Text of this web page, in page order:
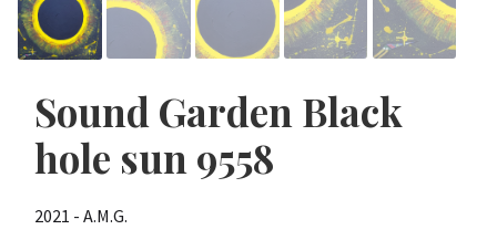
Sound Garden Black
hole sun 9558
2021 - A.M.G.